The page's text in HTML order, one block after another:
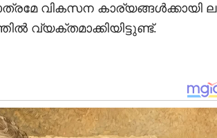
വികസന കാര്യങ്ങൾക്കായി ല
വ്യക്തമാക്കിയിട്ടുണ്ട്.